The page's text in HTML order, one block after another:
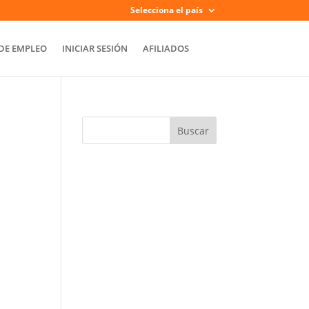
Selecciona el país
EMPLEO INICIAR SESIÓN AFILIADOS